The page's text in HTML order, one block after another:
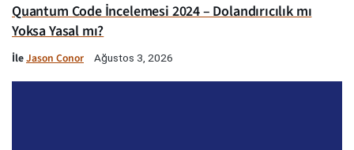
Quantum Code İncelemesi 2024 – Dolandırıcılık mı
Yoksa Yasal mı?
İleJason Conor Ağustos 3, 2026